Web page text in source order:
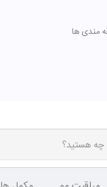
مندی ها